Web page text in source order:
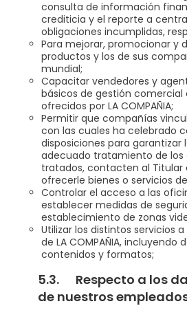
consulta de información
crediticia y el reporte a
obligaciones incumplidas,
Para mejorar, promocionar y
productos y los de sus
mundial;
Capacitar vendedores y
básicos de gestión comercial
ofrecidos por LA COMPAÑIA;
Permitir que compañías
con las cuales ha celebrado
disposiciones para garantizar
adecuado tratamiento de los
tratados, contacten al Titular
ofrecerle bienes o servicios
Controlar el acceso a las
establecer medidas de
establecimiento de zonas
Utilizar los distintos servicios
de LA COMPAÑIA, incluyendo
contenidos y formatos;
5.3. Respecto a los
de nuestros